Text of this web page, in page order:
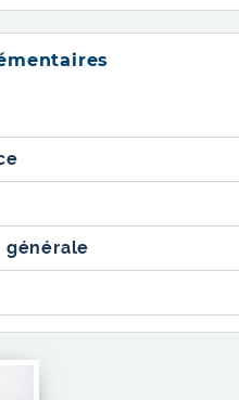
générale